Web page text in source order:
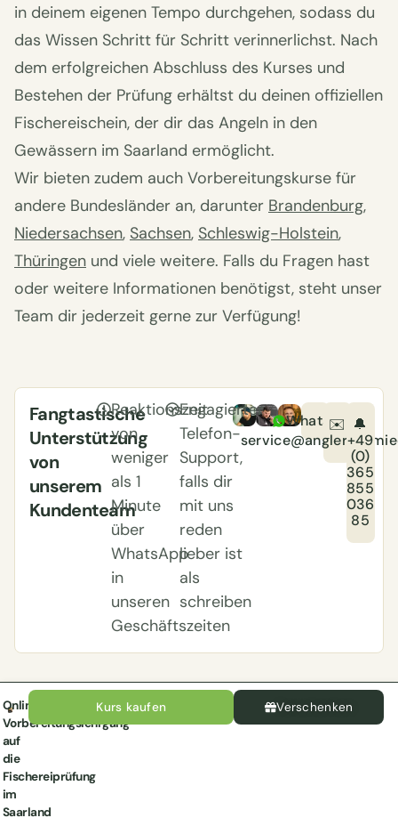
in deinem eigenen Tempo durchgehen, sodass du
das Wissen Schritt für Schritt verinnerlichst. Nach
dem erfolgreichen Abschluss des Kurses und
Bestehen der Prüfung erhältst du deinen offiziellen
Fischereischein, der dir das Angeln in den
Gewässern im Saarland ermöglicht.
Wir bieten zudem auch Vorbereitungskurse für
andere Bundesländer an, darunter Brandenburg,
Niedersachsen, Sachsen, Schleswig-Holstein,
Thüringen und viele weitere. Falls du Fragen hast
oder weitere Informationen benötigst, steht unser
Team dir jederzeit gerne zur Verfügung!
Fangtastische
Unterstützung
von
unserem
Kundenteam
Reaktionszeit
von
weniger
als 1
Minute
über
WhatsApp
in
unseren
Geschäftszeiten
Engagierter
Telefon-
Support,
falls dir
mit uns
reden
lieber ist
als
schreiben
WhatsApp
✉️ 🔔
+49
(0)
365
855
036
85
Online-
Vorbereitungslehrgang
auf
die
Fischereiprüfung
im
Saarland
Kurs kaufen Verschenken